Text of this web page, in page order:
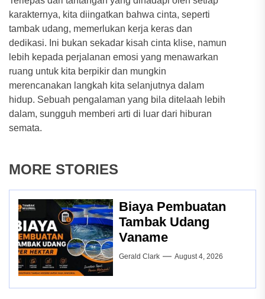
karakternya, kita diingatkan bahwa cinta, seperti
tambak udang, memerlukan kerja keras dan
dedikasi. Ini bukan sekadar kisah cinta klise, namun
lebih kepada perjalanan emosi yang menawarkan
ruang untuk kita berpikir dan mungkin
merencanakan langkah kita selanjutnya dalam
hidup. Sebuah pengalaman yang bila ditelaah lebih
dalam, sungguh memberi arti di luar dari hiburan
semata.
MORE STORIES
Biaya Pembuatan
Tambak Udang
Vaname
Gerald Clark August 4, 2026